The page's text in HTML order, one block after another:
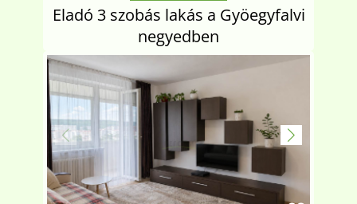
Eladó 3 szobás lakás a Gyöegyfalvi
negyedben